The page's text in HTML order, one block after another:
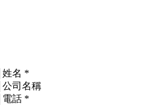
姓名 *
公司名稱
電話 *